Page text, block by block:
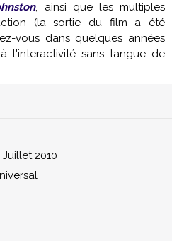
, ainsi que les multiples
(la sortie du film a été
vous dans quelques années
l'interactivité sans langue de
Juillet 2010